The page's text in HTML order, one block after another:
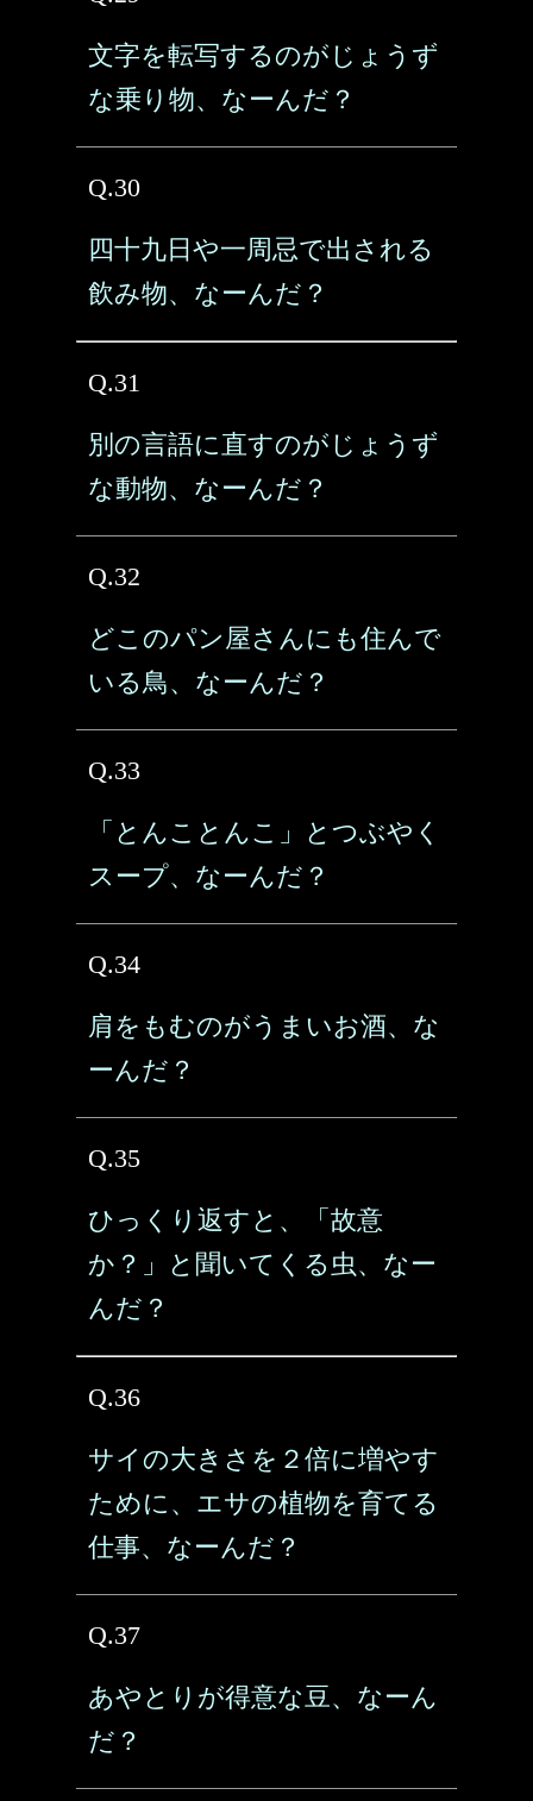
文字を転写するのがじょうず
な乗り物、なーんだ？
Q.30
四十九日や一周忌で出される
飲み物、なーんだ？
Q.31
別の言語に直すのがじょうず
な動物、なーんだ？
Q.32
どこのパン屋さんにも住んで
いる鳥、なーんだ？
Q.33
「とんことんこ」とつぶやく
スープ、なーんだ？
Q.34
肩をもむのがうまいお酒、な
ーんだ？
Q.35
ひっくり返すと、「故意
か？」と聞いてくる虫、なー
んだ？
Q.36
サイの大きさを２倍に増やす
ために、エサの植物を育てる
仕事、なーんだ？
Q.37
あやとりが得意な豆、なーん
だ？